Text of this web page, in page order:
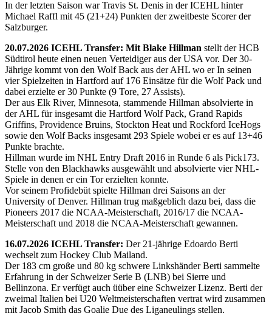
In der letzten Saison war Travis St. Denis in der ICEHL hinter
Michael Raffl mit 45 (21+24) Punkten der zweitbeste Scorer der
Salzburger.
20.07.2026 ICEHL Transfer: Mit Blake Hillman stellt der HCB
Südtirol heute einen neuen Verteidiger aus der USA vor. Der 30-
Jährige kommt von den Wolf Back aus der AHL wo er In seinen
vier Spielzeiten in Hartford auf 176 Einsätze für die Wolf Pack und
dabei erzielte er 30 Punkte (9 Tore, 27 Assists).
Der aus Elk River, Minnesota, stammende Hillman absolvierte in
der AHL für insgesamt die Hartford Wolf Pack, Grand Rapids
Griffins, Providence Bruins, Stockton Heat und Rockford IceHogs
sowie den Wolf Backs insgesamt 293 Spiele wobei er es auf 13+46
Punkte brachte.
Hillman wurde im NHL Entry Draft 2016 in Runde 6 als Pick173.
Stelle von den Blackhawks ausgewählt und absolvierte vier NHL-
Spiele in denen er ein Tor erzielten konnte.
Vor seinem Profidebüt spielte Hillman drei Saisons an der
University of Denver. Hillman trug maßgeblich dazu bei, dass die
Pioneers 2017 die NCAA-Meisterschaft, 2016/17 die NCAA-
Meisterschaft und 2018 die NCAA-Meisterschaft gewannen.
16.07.2026 ICEHL Transfer: Der 21-jährige Edoardo Berti
wechselt zum Hockey Club Mailand.
Der 183 cm große und 80 kg schwere Linkshänder Berti sammelte
Erfahrung in der Schweizer Serie B (LNB) bei Sierre und
Bellinzona. Er verfügt auch üüber eine Schweizer Lizenz. Berti der
zweimal Italien bei U20 Weltmeisterschaften vertrat wird zusammen
mit Jacob Smith das Goalie Due des Liganeulings stellen.